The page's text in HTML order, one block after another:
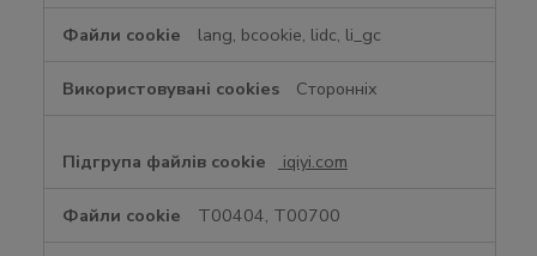
lang, bcookie, lidc, li_gc
Сторонніх
iqiyi.com
T00404, T00700